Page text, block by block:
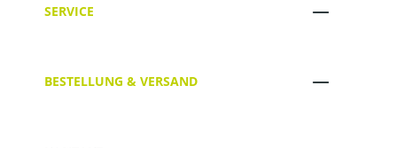
SERVICE
BESTELLUNG & VERSAND